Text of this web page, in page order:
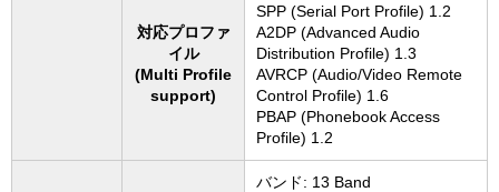
対応プロファ
イル
(Multi Profile
support)
SPP (Serial Port Profile) 1.2
A2DP (Advanced Audio
Distribution Profile) 1.3
AVRCP (Audio/Video Remote
Control Profile) 1.6
PBAP (Phonebook Access
Profile) 1.2
バンド: 13 Band